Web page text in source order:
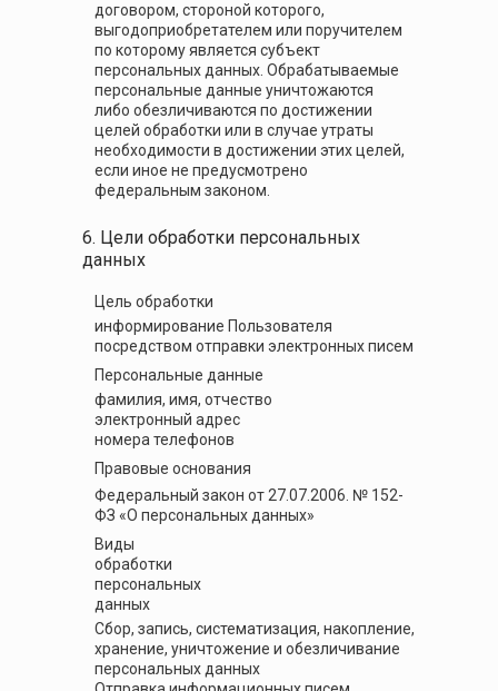
6. Цели обработки персональных
данных
договором, стороной которого,
выгодоприобретателем или поручителем
по которому является субъект
персональных данных. Обрабатываемые
персональные данные уничтожаются
либо обезличиваются по достижении
целей обработки или в случае утраты
необходимости в достижении этих целей,
если иное не предусмотрено
федеральным законом.
Цель обработки
Персональные данные
Правовые основания
Виды
обработки
персональных
данных
информирование Пользователя
посредством отправки электронных писем
фамилия, имя, отчество
электронный адрес
номера телефонов
Федеральный закон от 27.07.2006. № 152-
ФЗ «О персональных данных»
Сбор, запись, систематизация, накопление,
хранение, уничтожение и обезличивание
персональных данных